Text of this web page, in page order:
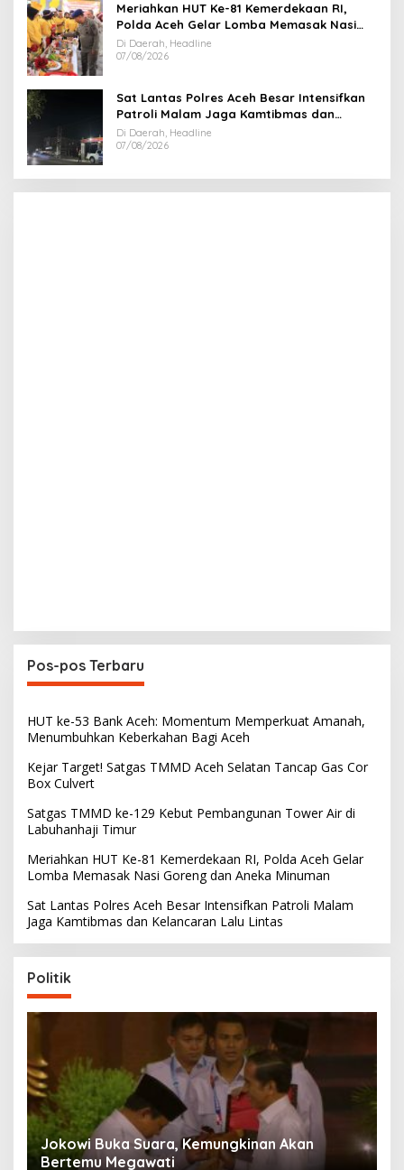
Meriahkan HUT Ke-81 Kemerdekaan RI,
Polda Aceh Gelar Lomba Memasak Nasi
Goreng dan Aneka Minuman
Di Daerah, Headline
07/08/2026
Sat Lantas Polres Aceh Besar Intensifkan
Patroli Malam Jaga Kamtibmas dan
Kelancaran Lalu Lintas
Di Daerah, Headline
07/08/2026
Pos-pos Terbaru
HUT ke-53 Bank Aceh: Momentum Memperkuat Amanah,
Menumbuhkan Keberkahan Bagi Aceh
Kejar Target! Satgas TMMD Aceh Selatan Tancap Gas Cor
Box Culvert
Satgas TMMD ke-129 Kebut Pembangunan Tower Air di
Labuhanhaji Timur
Meriahkan HUT Ke-81 Kemerdekaan RI, Polda Aceh Gelar
Lomba Memasak Nasi Goreng dan Aneka Minuman
Sat Lantas Polres Aceh Besar Intensifkan Patroli Malam
Jaga Kamtibmas dan Kelancaran Lalu Lintas
Politik
Partai Perjuangan Aceh Bangun Peran
Perempuan di Parlemen Aceh